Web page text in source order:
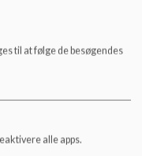
til at følge de besøgendes
alle apps.